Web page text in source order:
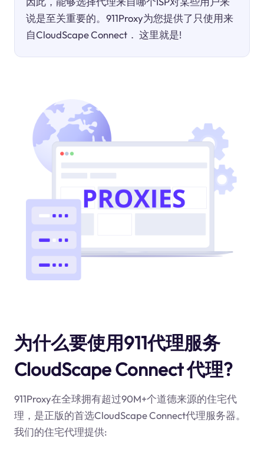
说是至关重要的。911Proxy为您提供了只使用来
自CloudScape Connect． 这里就是!
为什么要使用911代理服务
CloudScape Connect 代理?
911Proxy在全球拥有超过90M+个道德来源的住宅代
理，是正版的首选CloudScape Connect代理服务器。
我们的住宅代理提供: